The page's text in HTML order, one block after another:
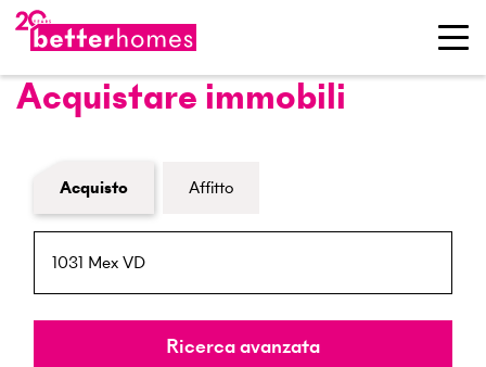
Acquistare immobili
Modulo di ricerca immobiliare
Acquisto Affitto
NPA / Località
Raggio
Ricerca avanzata